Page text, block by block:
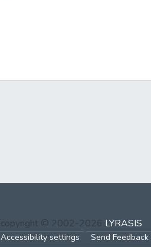
copyright © 2002-2026 LYRASIS
Accessibility settings Send Feedback